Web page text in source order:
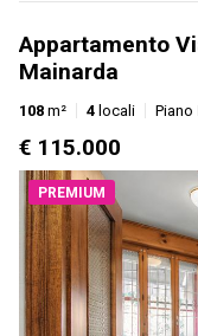
Appartamento
Mainarda
108 m² 4 locali Piano
€ 115.000
PREMIUM